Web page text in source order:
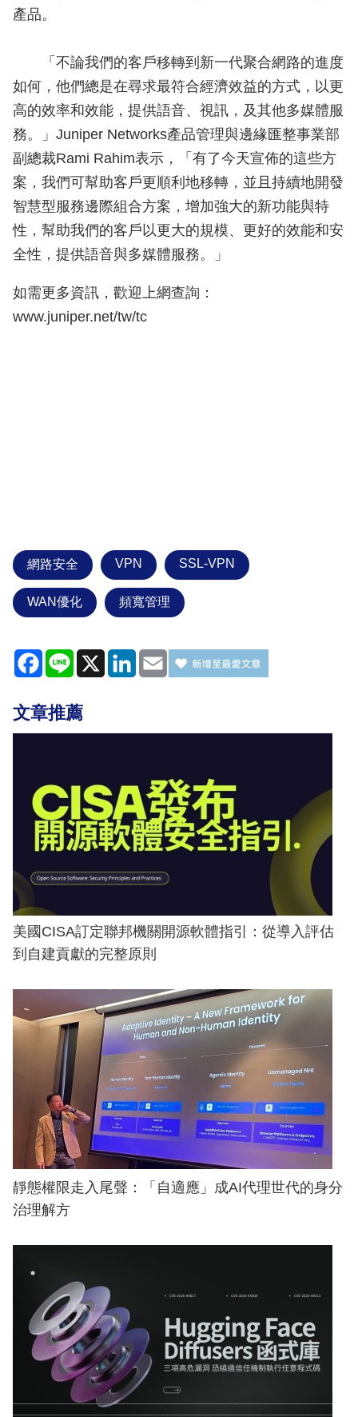
產品。
「不論我們的客戶移轉到新一代聚合網路的進度
如何，他們總是在尋求最符合經濟效益的方式，以更
高的效率和效能，提供語音、視訊，及其他多媒體服
務。」Juniper Networks產品管理與邊緣匯整事業部
副總裁Rami Rahim表示，「有了今天宣佈的這些方
案，我們可幫助客戶更順利地移轉，並且持續地開發
智慧型服務邊際組合方案，增加強大的新功能與特
性，幫助我們的客戶以更大的規模、更好的效能和安
全性，提供語音與多媒體服務。」
如需更多資訊，歡迎上網查詢：
www.juniper.net/tw/tc
網路安全 VPN SSL-VPN
WAN優化 頻寬管理
Facebook
Line X LinkedIn
Email
文章推薦
美國CISA訂定聯邦機關開源軟體指引：從導入評估
到自建貢獻的完整原則
靜態權限走入尾聲：「自適應」成AI代理世代的身分
治理解方